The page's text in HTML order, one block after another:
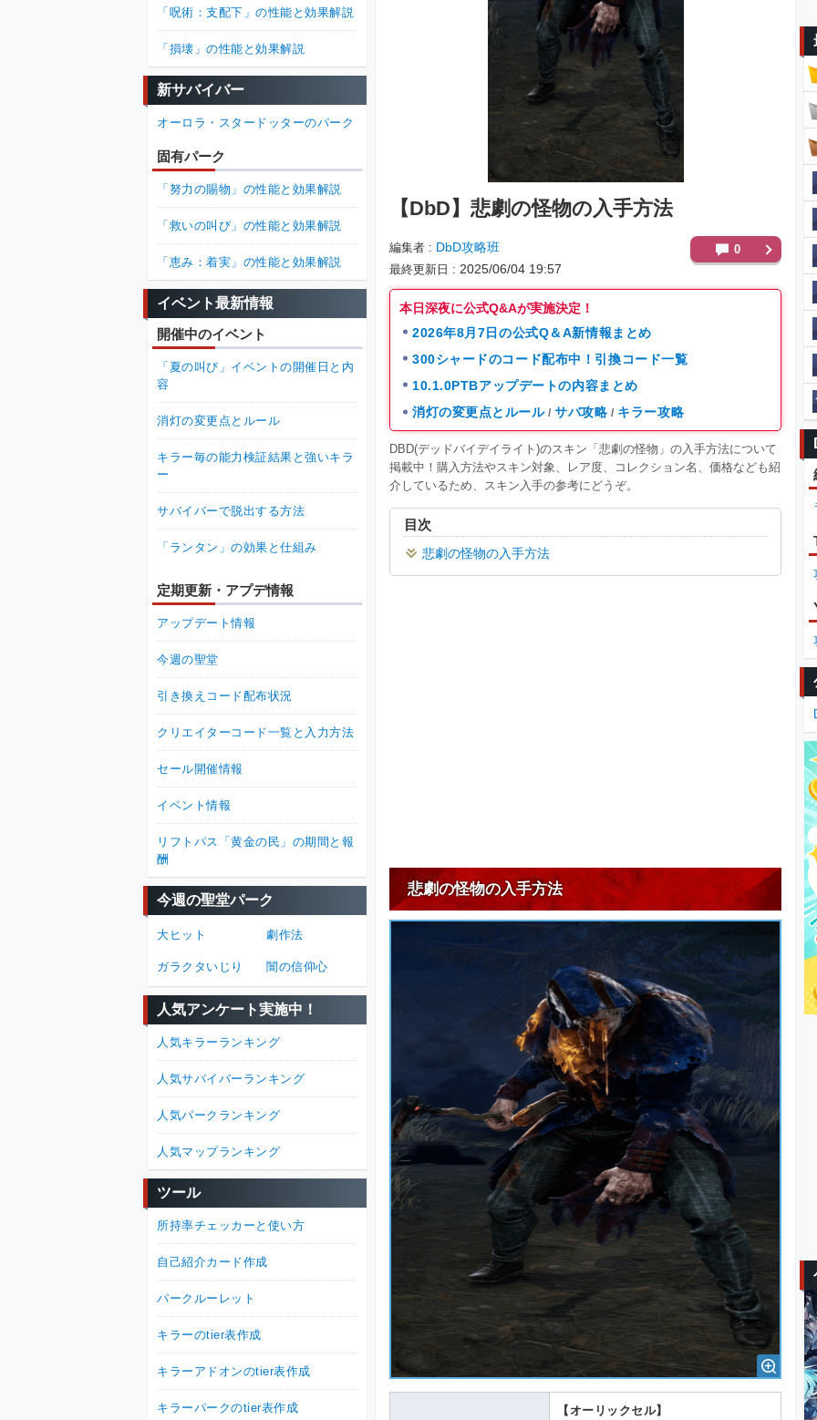
【DbD】 悲劇の怪物の入手方法
編集者 DbD攻略班
最終更新日 2025/06/04 19:57
0
本日深夜に公式Q&Aが実施決定！
2026年8月7日の公式Q＆A新情報まとめ
300シャードのコード配布中！引換コード一覧
10.1.0PTBアップデートの内容まとめ
消灯の変更点とルール / サバ攻略 / キラー攻略
DBD(デッドバイデイライト)のスキン「悲劇の怪物」の入手方法について
掲載中！購入方法やスキン対象、レア度、コレクション名、価格なども紹
介しているため、スキン入手の参考にどうぞ。
目次
悲劇の怪物の入手方法
悲劇の怪物の入手方法
【オーリックセル】
「呪術：支配下」の性能と効果解説
「損壊」の性能と効果解説
新サバイバー
オーロラ・スタードッターのパーク
固有パーク
「努力の賜物」の性能と効果解説
「救いの叫び」の性能と効果解説
「恵み：着実」の性能と効果解説
イベント最新情報
開催中のイベント
「夏の叫び」イベントの開催日と内
容
消灯の変更点とルール
キラー毎の能力検証結果と強いキラ
ー
サバイバーで脱出する方法
「ランタン」の効果と仕組み
定期更新・アプデ情報
アップデート情報
今週の聖堂
引き換えコード配布状況
クリエイターコード一覧と入力方法
セール開催情報
イベント情報
リフトパス「黄金の民」の期間と報
酬
今週の聖堂パーク
大ヒット 劇作法
ガラクタいじり 闇の信仰心
人気アンケート実施中！
人気キラーランキング
人気サバイバーランキング
人気パークランキング
人気マップランキング
ツール
所持率チェッカーと使い方
自己紹介カード作成
パークルーレット
キラーのtier表作成
キラーアドオンのtier表作成
キラーパークのtier表作成